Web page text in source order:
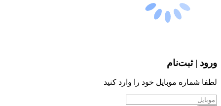
ورود | ثبت‌نام
لطفا شماره موبایل خود را وارد کنید